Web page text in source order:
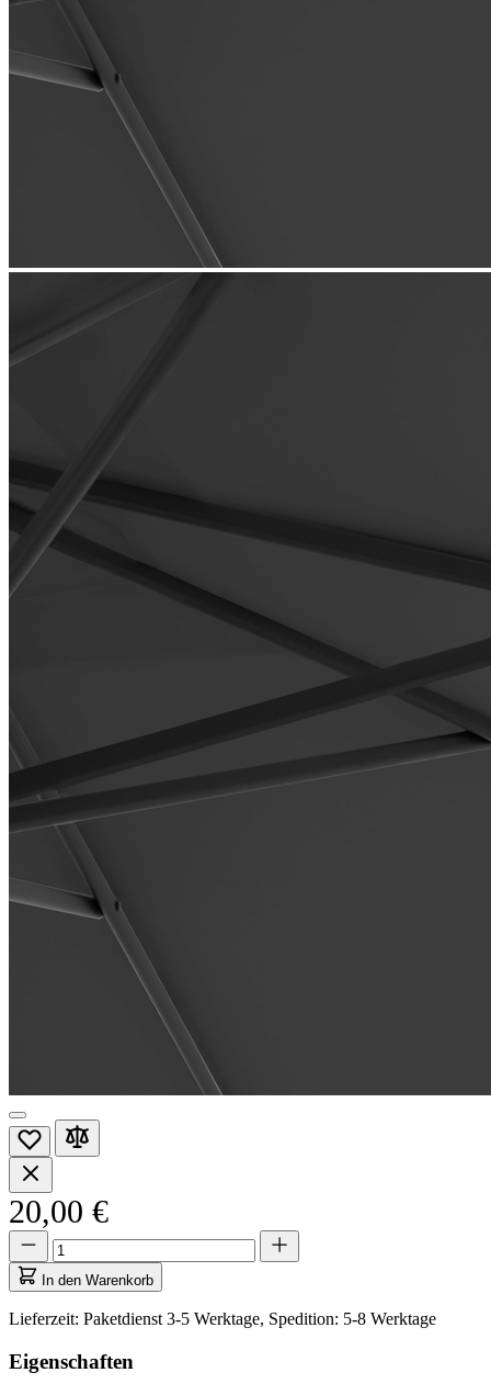
20,00 €
Menge
aktualisiert
auf
1
Menge
In den Warenkorb
Lieferzeit: Paketdienst 3-5 Werktage, Spedition: 5-8 Werktage
Eigenschaften